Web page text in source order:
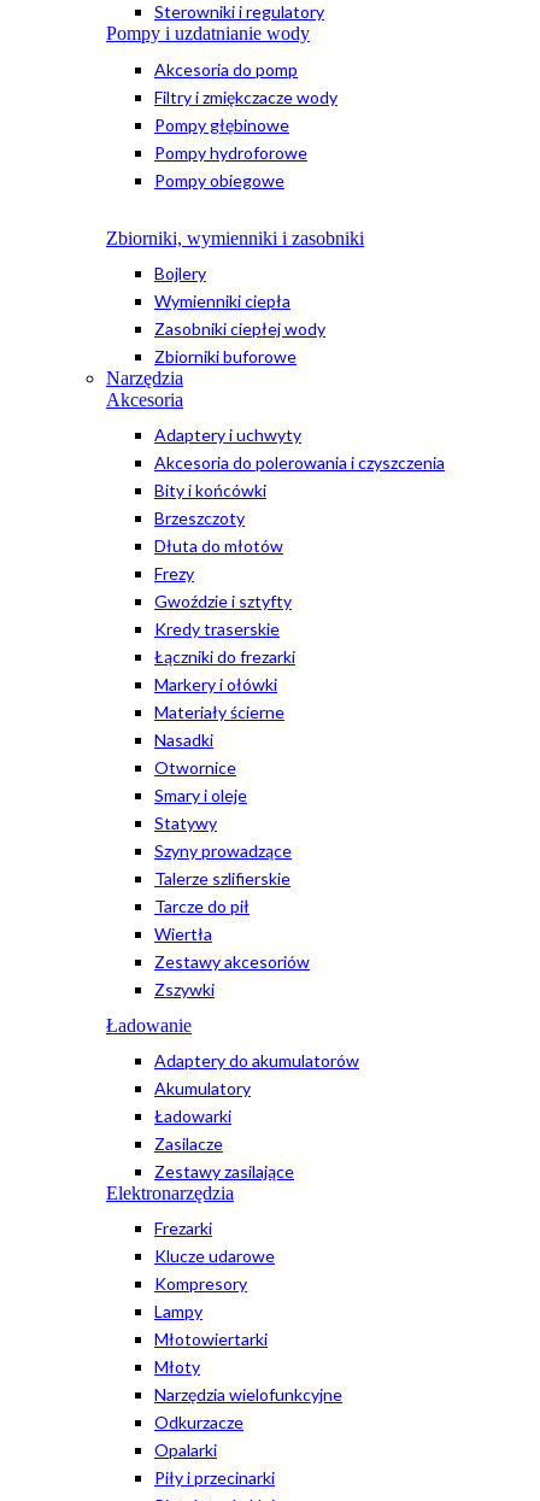
Sterowniki i regulatory
Pompy i uzdatnianie wody
Akcesoria do pomp
Filtry i zmiękczacze wody
Pompy głębinowe
Pompy hydroforowe
Pompy obiegowe
Zbiorniki, wymienniki i zasobniki
Bojlery
Wymienniki ciepła
Zasobniki ciepłej wody
Zbiorniki buforowe
Narzędzia
Akcesoria
Adaptery i uchwyty
Akcesoria do polerowania i czyszczenia
Bity i końcówki
Brzeszczoty
Dłuta do młotów
Frezy
Gwoździe i sztyfty
Kredy traserskie
Łączniki do frezarki
Markery i ołówki
Materiały ścierne
Nasadki
Otwornice
Smary i oleje
Statywy
Szyny prowadzące
Talerze szlifierskie
Tarcze do pił
Wiertła
Zestawy akcesoriów
Zszywki
Ładowanie
Adaptery do akumulatorów
Akumulatory
Ładowarki
Zasilacze
Zestawy zasilające
Elektronarzędzia
Frezarki
Klucze udarowe
Kompresory
Lampy
Młotowiertarki
Młoty
Narzędzia wielofunkcyjne
Odkurzacze
Opalarki
Piły i przecinarki